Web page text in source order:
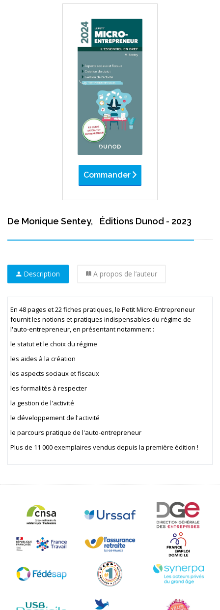
Commander
De Monique Sentey, Éditions Dunod - 2023
Description A propos de l’auteur
En 48 pages et 22 fiches pratiques, le Petit Micro-Entrepreneur
fournit les notions et pratiques indispensables du régime de
l'auto-entrepreneur, en présentant notamment :
le statut et le choix du régime
les aides à la création
les aspects sociaux et fiscaux
les formalités à respecter
la gestion de l'activité
le développement de l'activité
le parcours pratique de l'auto-entrepreneur
Plus de 11 000 exemplaires vendus depuis la première édition !